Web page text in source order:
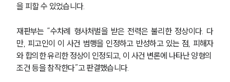
을 피할 수 있었습니다.
재판부는 “수차례 형사처벌을 받은 전력은 불리한 정상이다. 다
만, 피고인이 이 사건 범행을 인정하고 반성하고 있는 점, 피해자
와 합의한 유리한 정상이 인정되고, 이 사건 변론에 나타난 양형의
조건 등을 참작한다”고 판결했습니다.